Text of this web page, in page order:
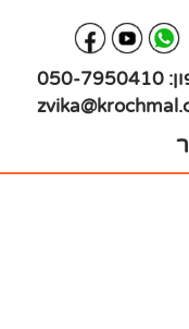
050-7950410